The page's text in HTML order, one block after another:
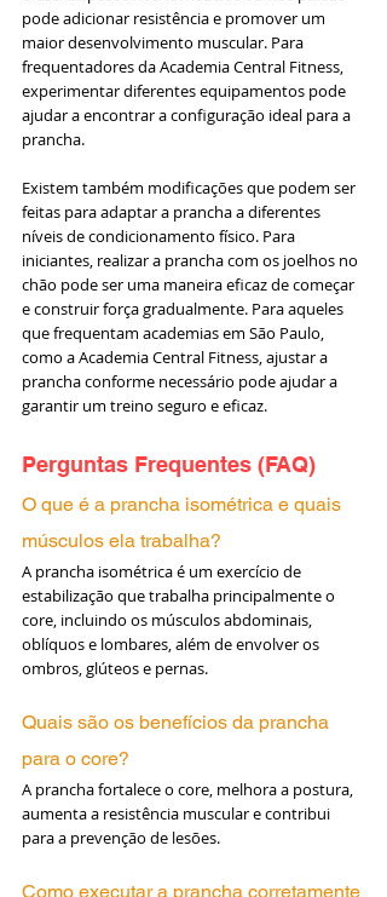
pode adicionar resistência e promover um
maior desenvolvimento muscular. Para
frequentadores da Academia Central Fitness,
experimentar diferentes equipamentos pode
ajudar a encontrar a configuração ideal para a
prancha.
Existem também modificações que podem ser
feitas para adaptar a prancha a diferentes
níveis de condicionamento físico. Para
iniciantes, realizar a prancha com os joelhos no
chão pode ser uma maneira eficaz de começar
e construir força gradualmente. Para aqueles
que frequentam academias em São Paulo,
como a Academia Central Fitness, ajustar a
prancha conforme necessário pode ajudar a
garantir um treino seguro e eficaz.
Perguntas Frequentes (FAQ)
O que é a prancha isométrica e quais
músculos ela trabalha?
A prancha isométrica é um exercício de
estabilização que trabalha principalmente o
core, incluindo os músculos abdominais,
oblíquos e lombares, além de envolver os
ombros, glúteos e pernas.
Quais são os benefícios da prancha
para o core?
A prancha fortalece o core, melhora a postura,
aumenta a resistência muscular e contribui
para a prevenção de lesões.
Como executar a prancha corretamente